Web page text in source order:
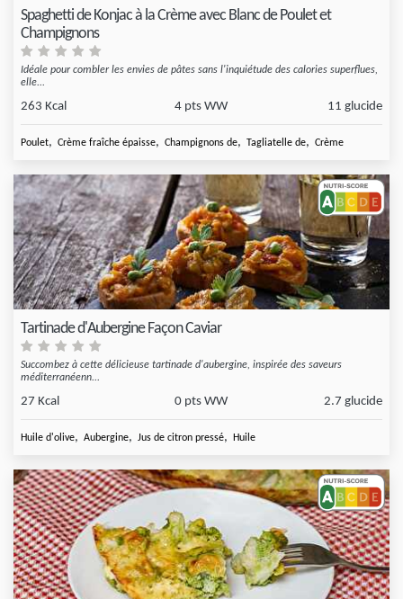
Spaghetti de Konjac à la Crème avec Blanc de Poulet et
Champignons
Idéale pour combler les envies de pâtes sans l'inquiétude des calories superflues,
elle...
263 Kcal 4 pts WW 11 glucide
Poulet, Crème fraîche épaisse, Champignons de, Tagliatelle de, Crème
Tartinade d'Aubergine Façon Caviar
Succombez à cette délicieuse tartinade d'aubergine, inspirée des saveurs
méditerranéenn...
27 Kcal 0 pts WW 2.7 glucide
Huile d'olive, Aubergine, Jus de citron pressé, Huile